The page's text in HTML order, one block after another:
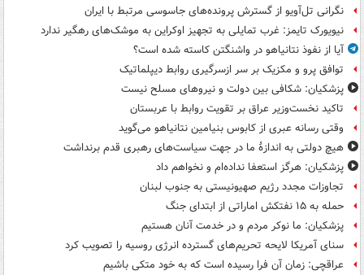
نگرانی تل‌آویو از گسترش پرونده‌های جاسوسی مرتبط با ایران
نیویورک تایمز: غرب تمایلی به تجهیز اوکراین به موشک‌های رهگیر ندارد
آیا از نفوذ نتانیاهو در واشنگتن کاسته شده است؟
توافق پرو و مکزیک بر سر ازسرگیری روابط دیپلماتیک
پزشکیان: شکافی بین دولت و نیروهای مسلح نیست
تاکید نخست‌وزیر عراق بر تقویت روابط با عربستان
وقتی رسانه عبری از کابوس بنیامین نتانیاهو می‌گوید
هیچ دولتی به اندازۀ ما در جهت سیاست‌های رهبری قدم برنداشت
پزشکیان: هرگز استعفا نداده‌ام و نخواهم داد
تجاوزات مجدد رژیم صهیونیستی به جنوب لبنان
حمله به ۱۵ نفتکش‌ اماراتی از ابتدای جنگ
پزشکیان: ما نوکر مردم و در خدمت آنان هستیم
سنای آمریکا لایحه تحریم‌های گسترده انرژی روسیه را تصویب کرد
عراقچی: زمان آن فرا رسیده است که به خود متکی باشیم